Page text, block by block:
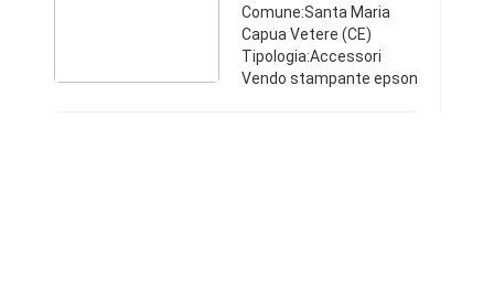
Comune:Santa Maria
Capua Vetere (CE)
Tipologia:Accessori
Vendo stampante epson